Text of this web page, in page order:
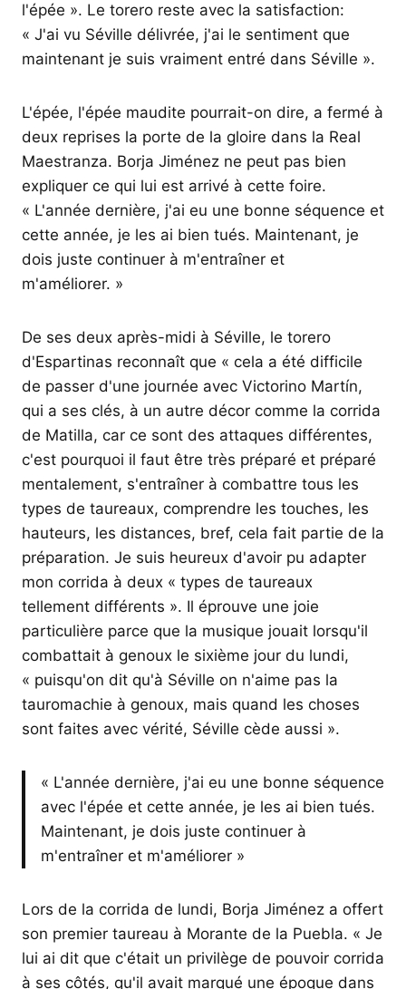
l'épée ». Le torero reste avec la satisfaction:
« J'ai vu Séville délivrée, j'ai le sentiment que
maintenant je suis vraiment entré dans Séville ».
L'épée, l'épée maudite pourrait-on dire, a fermé à
deux reprises la porte de la gloire dans la Real
Maestranza. Borja Jiménez ne peut pas bien
expliquer ce qui lui est arrivé à cette foire.
« L'année dernière, j'ai eu une bonne séquence et
cette année, je les ai bien tués. Maintenant, je
dois juste continuer à m'entraîner et
m'améliorer. »
De ses deux après-midi à Séville, le torero
d'Espartinas reconnaît que « cela a été difficile
de passer d'une journée avec Victorino Martín,
qui a ses clés, à un autre décor comme la corrida
de Matilla, car ce sont des attaques différentes,
c'est pourquoi il faut être très préparé et préparé
mentalement, s'entraîner à combattre tous les
types de taureaux, comprendre les touches, les
hauteurs, les distances, bref, cela fait partie de la
préparation. Je suis heureux d'avoir pu adapter
mon corrida à deux « types de taureaux
tellement différents ». Il éprouve une joie
particulière parce que la musique jouait lorsqu'il
combattait à genoux le sixième jour du lundi,
« puisqu'on dit qu'à Séville on n'aime pas la
tauromachie à genoux, mais quand les choses
sont faites avec vérité, Séville cède aussi ».
« L'année dernière, j'ai eu une bonne séquence
avec l'épée et cette année, je les ai bien tués.
Maintenant, je dois juste continuer à
m'entraîner et m'améliorer »
Lors de la corrida de lundi, Borja Jiménez a offert
son premier taureau à Morante de la Puebla. « Je
lui ai dit que c'était un privilège de pouvoir corrida
à ses côtés, qu'il avait marqué une époque dans